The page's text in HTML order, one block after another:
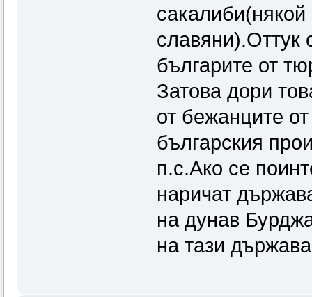
сакалиби(някой
славяни).Оттук
българите от
Затова дори
от бежанците
българския
п.с.Ако се
наричат
на дунав
на тази